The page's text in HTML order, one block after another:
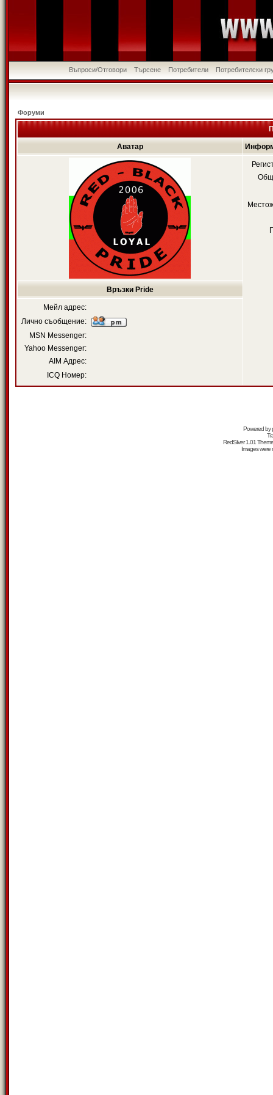
Въпроси/Отговори Търсене Потребители Потребителски
Форуми
Аватар
Връзки Pride
Мейл адрес:
Лично съобщение:
MSN Messenger:
Yahoo Messenger:
AIM Адрес:
ICQ Номер:
Powered by
RedSilver 1.01
Images were